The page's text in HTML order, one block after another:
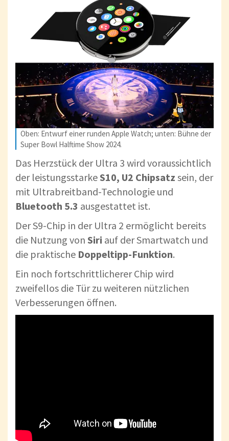
Oben: Entwurf einer runden Apple Watch; unten: Bühne der
Super Bowl Halftime Show 2024.
Das Herzstück der Ultra 3 wird voraussichtlich
der leistungsstarkeS10, U2 Chipsatz sein, der
mit Ultrabreitband-Technologie und
Bluetooth 5.3 ausgestattet ist.
Der S9-Chip in der Ultra 2 ermöglicht bereits
die Nutzung von Siri auf der Smartwatch und
die praktische Doppeltipp-Funktion.
Ein noch fortschrittlicherer Chip wird
zweifellos die Tür zu weiteren nützlichen
Verbesserungen öffnen.